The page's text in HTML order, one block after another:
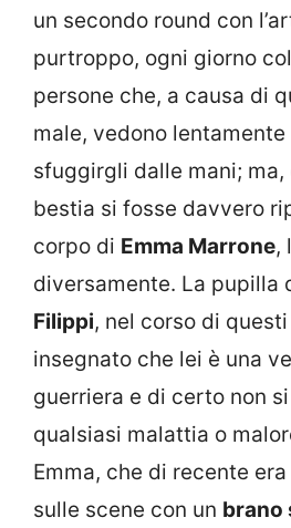
un secondo round con
purtroppo, ogni giorno
persone che, a causa di
male, vedono
sfuggirgli dalle mani; ma,
bestia si fosse davvero
corpo di Emma Marrone,
diversamente. La pupilla
Filippi, nel corso di
insegnato che lei è una
guerriera e di certo non
qualsiasi malattia o
Emma, che di recente
sulle scene con un brano